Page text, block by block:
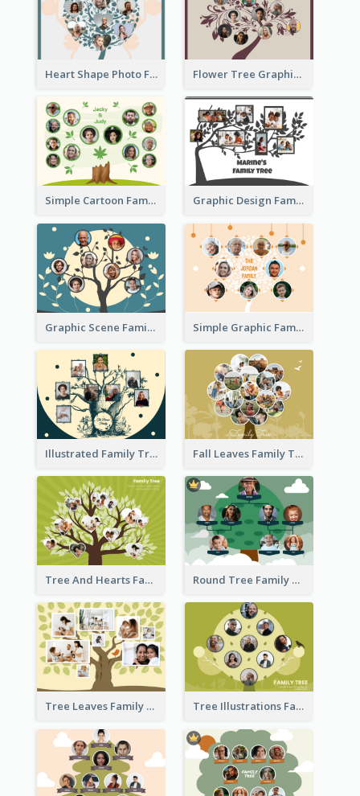
Heart Shape Photo Family Tree Flower Tree Graphic Family Tree
Simple Cartoon Family Tree Graphic Design Family Tree
Graphic Scene Family Tree Simple Graphic Family Tree
Illustrated Family Tree Fall Leaves Family Tree
Tree And Hearts Family Tree Round Tree Family Tree
Tree Leaves Family Tree Collage Tree Illustrations Family Tree